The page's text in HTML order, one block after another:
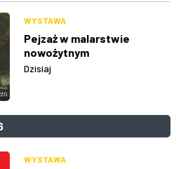
WYSTAWA
Pejzaż w malarstwie
nowożytnym
Dzisiaj
WYSTAWA